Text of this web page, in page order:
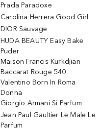
Prada Paradoxe
Carolina Herrera Good Girl
DIOR Sauvage
HUDA BEAUTY Easy Bake
Puder
Maison Francis Kurkdjian
Baccarat Rouge 540
Valentino Born In Roma
Donna
Giorgio Armani Si Parfum
Jean Paul Gaultier Le Male Le
Parfum